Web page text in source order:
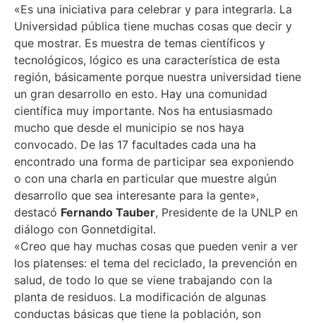
«Es una iniciativa para celebrar y para integrarla. La
Universidad pública tiene muchas cosas que decir y
que mostrar. Es muestra de temas científicos y
tecnológicos, lógico es una característica de esta
región, básicamente porque nuestra universidad tiene
un gran desarrollo en esto. Hay una comunidad
científica muy importante. Nos ha entusiasmado
mucho que desde el municipio se nos haya
convocado. De las 17 facultades cada una ha
encontrado una forma de participar sea exponiendo
o con una charla en particular que muestre algún
desarrollo que sea interesante para la gente»,
destacó Fernando Tauber, Presidente de la UNLP en
diálogo con Gonnetdigital.
«Creo que hay muchas cosas que pueden venir a ver
los platenses: el tema del reciclado, la prevención en
salud, de todo lo que se viene trabajando con la
planta de residuos. La modificación de algunas
conductas básicas que tiene la población, son